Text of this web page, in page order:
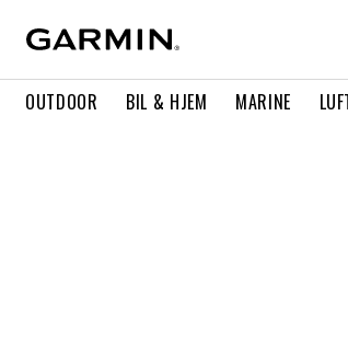
OUTDOOR BIL & HJEM MARINE